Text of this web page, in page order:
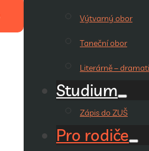
Výtvarný obor
Taneční obor
Literárně –
Studium
Zápis do ZUŠ
Pro rodiče